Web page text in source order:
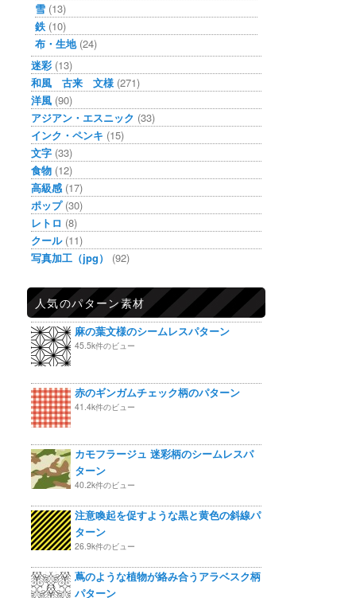
雪 (13)
鉄 (10)
布・生地(24)
迷彩 (13)
和風 古来 文様 (271)
洋風 (90)
アジアン・エスニック (33)
インク・ペンキ (15)
文字 (33)
食物 (12)
高級感 (17)
ポップ(30)
レトロ (8)
クール(11)
写真加工（jpg）
(92)
人気のパターン素材
麻の葉文様のシームレスパターン
45.5k件のビュー
赤のギンガムチェック柄のパターン
41.4k件のビュー
カモフラージュ 迷彩柄のシームレスパ
ターン
40.2k件のビュー
注意喚起を促すような黒と黄色の斜線パ
ターン
26.9k件のビュー
蔦のような植物が絡み合うアラベスク柄
パターン